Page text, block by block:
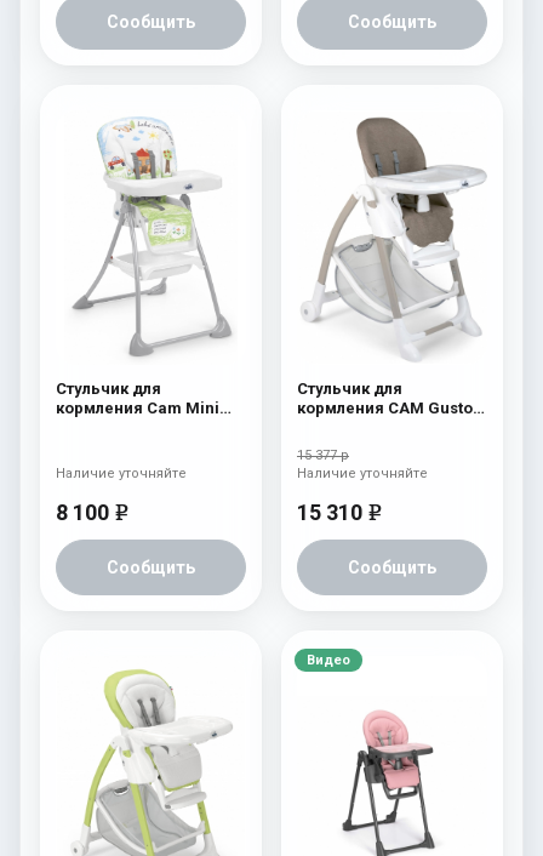
Сообщить Сообщить
Стульчик для
кормления Cam Mini
8 100 e
Сообщить
Наличие уточняйте
Стульчик для
кормления CAM Gusto
15 377 р
15 310 e
Сообщить
Наличие уточняйте
Видео